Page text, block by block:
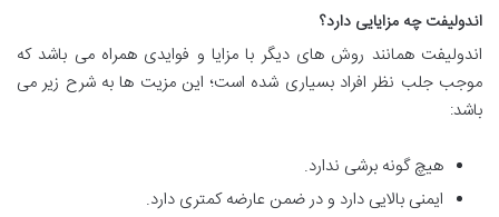
اندولیفت چه مزایایی دارد؟
اندولیفت همانند روش های دیگر با مزایا و فوایدی همراه می باشد که
موجب جلب نظر افراد بسیاری شده است؛ این مزیت ها به شرح زیر می
باشد:
هیچ گونه برشی ندارد.
ایمنی بالایی دارد و در ضمن عارضه کمتری دارد.